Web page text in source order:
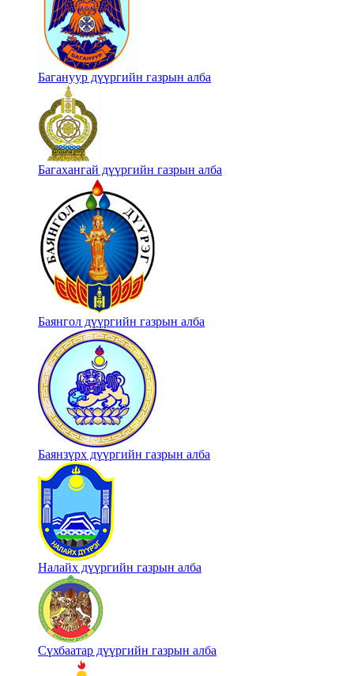
Багануур дүүргийн газрын алба
Багахангай дүүргийн газрын алба
Баянгол дүүргийн газрын алба
Баянзүрх дүүргийн газрын алба
Налайх дүүргийн газрын алба
Сүхбаатар дүүргийн газрын алба